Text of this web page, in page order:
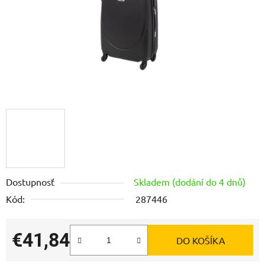
Dostupnosť
Skladem (dodání do 4 dnů)
Kód:
287446
€41,84
Jednotková cena:
DO KOŠÍKA